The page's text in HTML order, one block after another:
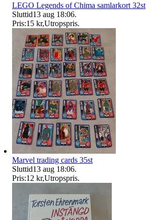
LEGO Legends of Chima samlarkort 32st
Sluttid13 aug 18:06.
Pris:15 kr,Utropspris.
Marvel trading cards 35st
Sluttid13 aug 18:06.
Pris:12 kr,Utropspris.